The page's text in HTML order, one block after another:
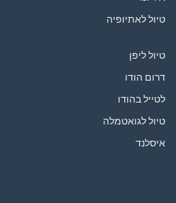
טיול לאתיופיה
טיול ליפן
דרום הודו
לטייל בהודו
טיול לגואטמלה
איסלנד